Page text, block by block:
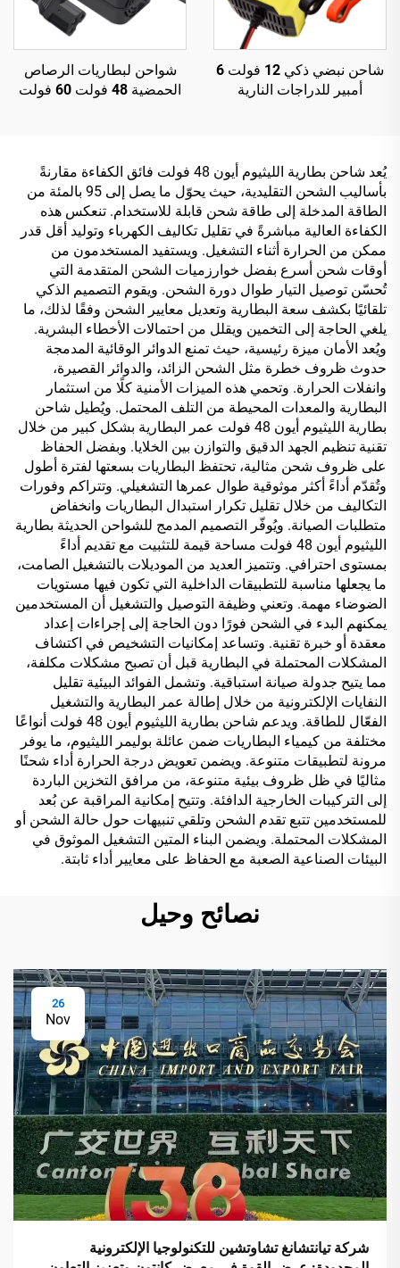
شاحن نبضي ذكي 12 فولت 6
أمبير للدراجات النارية
الولايات المتحدة/المملكة
المتحدة، إصلاح للسيارات
ببطاريات LifePO4
شواحن لبطاريات الرصاص
الحمضية 48 فولت 60 فولت
ومنفذ تيار مستمر للدراجات
الكهربائية والمركبات ذات
العجلتين
يُعد شاحن بطارية الليثيوم أيون 48 فولت فائق الكفاءة مقارنةً
بأساليب الشحن التقليدية، حيث يحوّل ما يصل إلى 95 بالمئة من
الطاقة المدخلة إلى طاقة شحن قابلة للاستخدام. تنعكس هذه
الكفاءة العالية مباشرةً في تقليل تكاليف الكهرباء وتوليد أقل قدر
ممكن من الحرارة أثناء التشغيل. ويستفيد المستخدمون من
أوقات شحن أسرع بفضل خوارزميات الشحن المتقدمة التي
تُحسّن توصيل التيار طوال دورة الشحن. ويقوم التصميم الذكي
تلقائيًا بكشف سعة البطارية وتعديل معايير الشحن وفقًا لذلك، ما
يلغي الحاجة إلى التخمين ويقلل من احتمالات الأخطاء البشرية.
ويُعد الأمان ميزة رئيسية، حيث تمنع الدوائر الوقائية المدمجة
حدوث ظروف خطرة مثل الشحن الزائد، والدوائر القصيرة،
وانفلات الحرارة. وتحمي هذه الميزات الأمنية كلًا من استثمار
البطارية والمعدات المحيطة من التلف المحتمل. ويُطيل شاحن
بطارية الليثيوم أيون 48 فولت عمر البطارية بشكل كبير من خلال
تقنية تنظيم الجهد الدقيق والتوازن بين الخلايا. وبفضل الحفاظ
على ظروف شحن مثالية، تحتفظ البطاريات بسعتها لفترة أطول
وتُقدّم أداءً أكثر موثوقية طوال عمرها التشغيلي. وتتراكم وفورات
التكاليف من خلال تقليل تكرار استبدال البطاريات وانخفاض
متطلبات الصيانة. ويُوفّر التصميم المدمج للشواحن الحديثة بطارية
الليثيوم أيون 48 فولت مساحة قيمة للتثبيت مع تقديم أداءً
بمستوى احترافي. وتتميز العديد من الموديلات بالتشغيل الصامت،
ما يجعلها مناسبة للتطبيقات الداخلية التي تكون فيها مستويات
الضوضاء مهمة. وتعني وظيفة التوصيل والتشغيل أن المستخدمين
يمكنهم البدء في الشحن فورًا دون الحاجة إلى إجراءات إعداد
معقدة أو خبرة تقنية. وتساعد إمكانيات التشخيص في اكتشاف
المشكلات المحتملة في البطارية قبل أن تصبح مشكلات مكلفة،
مما يتيح جدولة صيانة استباقية. وتشمل الفوائد البيئية تقليل
النفايات الإلكترونية من خلال إطالة عمر البطارية والتشغيل
الفعّال للطاقة. ويدعم شاحن بطارية الليثيوم أيون 48 فولت أنواعًا
مختلفة من كيمياء البطاريات ضمن عائلة بوليمر الليثيوم، ما يوفر
مرونة لتطبيقات متنوعة. ويضمن تعويض درجة الحرارة أداء شحنًا
مثاليًا في ظل ظروف بيئية متنوعة، من مرافق التخزين الباردة
إلى التركيبات الخارجية الدافئة. وتتيح إمكانية المراقبة عن بُعد
للمستخدمين تتبع تقدم الشحن وتلقي تنبيهات حول حالة الشحن أو
المشكلات المحتملة. ويضمن البناء المتين التشغيل الموثوق في
البيئات الصناعية الصعبة مع الحفاظ على معايير أداء ثابتة.
نصائح وحيل
26
Nov
شركة تيانتشانغ تشاوتشين للتكنولوجيا الإلكترونية